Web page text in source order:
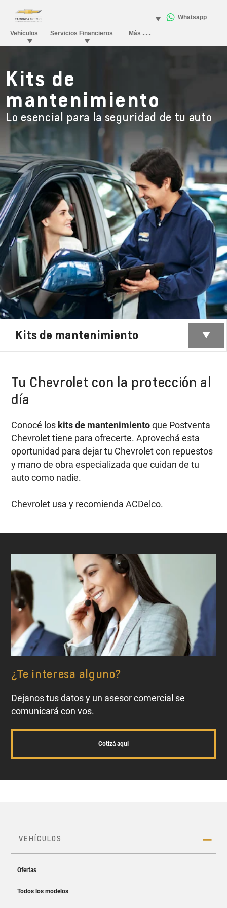
Kits de
mantenimiento
Lo esencial para la seguridad de tu auto
Kits de mantenimiento
Tu Chevrolet con la protección al
día
Conocé los kits de mantenimientoque Postventa
Chevrolet tiene para ofrecerte. Aprovechá esta
oportunidad para dejar tu Chevrolet con repuestos
y mano de obra especializada que cuidan de tu
auto como nadie.
Chevrolet usa y recomienda ACDelco.
¿Te interesa alguno?
Dejanos tus datos y un asesor comercial se
comunicará con vos.
Cotizá aqui